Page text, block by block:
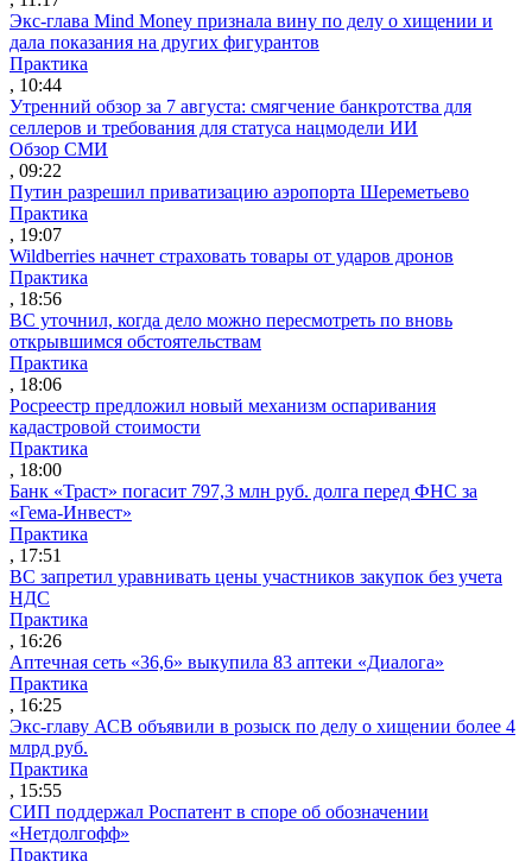
Экс-глава Mind Money признала вину по делу о хищении и
дала показания на других фигурантов
Практика
, 10:44
Утренний обзор за 7 августа: смягчение банкротства для
селлеров и требования для статуса нацмодели ИИ
Обзор СМИ
, 09:22
Путин разрешил приватизацию аэропорта Шереметьево
Практика
, 19:07
Wildberries начнет страховать товары от ударов дронов
Практика
, 18:56
ВС уточнил, когда дело можно пересмотреть по вновь
открывшимся обстоятельствам
Практика
, 18:06
Росреестр предложил новый механизм оспаривания
кадастровой стоимости
Практика
, 18:00
Банк «Траст» погасит 797,3 млн руб. долга перед ФНС за
«Гема-Инвест»
Практика
, 17:51
ВС запретил уравнивать цены участников закупок без учета
НДС
Практика
, 16:26
Аптечная сеть «36,6» выкупила 83 аптеки «Диалога»
Практика
, 16:25
Экс-главу АСВ объявили в розыск по делу о хищении более 4
млрд руб.
Практика
, 15:55
СИП поддержал Роспатент в споре об обозначении
«Нетдолгофф»
Практика